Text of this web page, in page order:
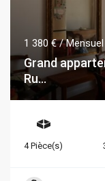
1 380 €/ Mensuel
Grand
Ru...
4 Pièce(s)